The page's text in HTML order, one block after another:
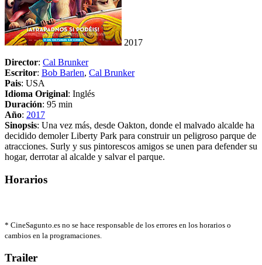
2017
Director: Cal Brunker
Escritor: Bob Barlen, Cal Brunker
Pais: USA
Idioma Original: Inglés
Duración: 95 min
Año: 2017
Sinopsis: Una vez más, desde Oakton, donde el malvado alcalde ha
decidido demoler Liberty Park para construir un peligroso parque de
atracciones. Surly y sus pintorescos amigos se unen para defender su
hogar, derrotar al alcalde y salvar el parque.
Horarios
* CineSagunto.es no se hace responsable de los errores en los horarios o
cambios en la programaciones.
Trailer